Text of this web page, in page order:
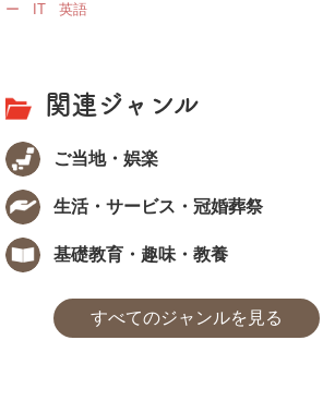
ー
IT 英語
関連ジャンル
ご当地・娯楽
生活・サービス・冠婚葬祭
基礎教育・趣味・教養
すべてのジャンルを見る